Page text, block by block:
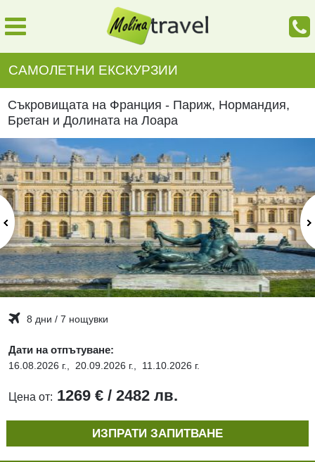
САМОЛЕТНИ ЕКСКУРЗИИ
Съкровищата на Франция - Париж, Нормандия,
Бретан и Долината на Лоара
8 дни / 7 нощувки
Дати на отпътуване:
16.08.2026 г., 20.09.2026 г., 11.10.2026 г.
Цена от: 1269 € / 2482 лв.
ИЗПРАТИ ЗАПИТВАНЕ